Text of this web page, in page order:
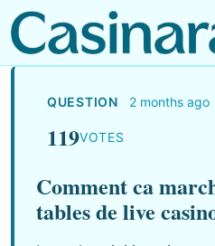
QUESTION 2 months ago
119VOTES
Comment ca
tables de live